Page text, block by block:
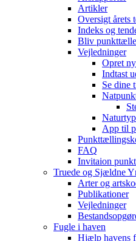
Artikler
Oversigt årets
Indeks og
Bliv
Vejledninger
Opret
Indtast
Se dine
App til
FAQ
Invitaion
Truede og Sjældne
Arter og
Publikationer
Vejledninger
Fugle i haven
Hjælp havens